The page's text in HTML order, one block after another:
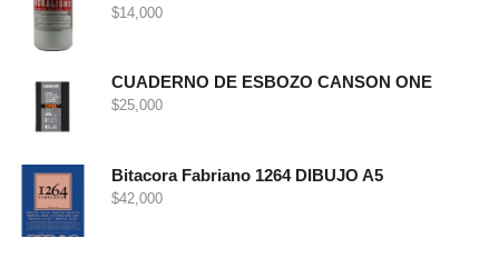
$14,000
CUADERNO DE ESBOZO CANSON ONE
$25,000
Bitacora Fabriano 1264 DIBUJO A5
$42,000